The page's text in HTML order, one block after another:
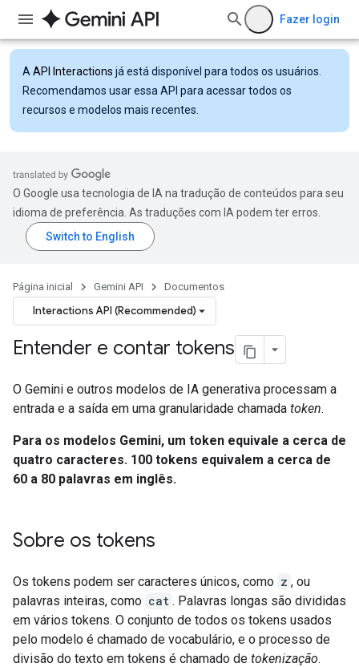
Fazer login
A API Interactions já está disponível para todos os usuários.
Recomendamos usar essa API para acessar todos os
recursos e modelos mais recentes.
O Google usa tecnologia de IA na tradução de conteúdos para seu
idioma de preferência. As traduções com IA podem ter erros.
Página inicial Gemini API Documentos
Interactions API (Recommended)
Entender e contar tokens
O Gemini e outros modelos de IA generativa processam a
entrada e a saída em uma granularidade chamada token.
Para os modelos Gemini, um token equivale a cerca de
quatro caracteres. 100 tokens equivalem a cerca de
60 a 80 palavras em inglês.
Sobre os tokens
Os tokens podem ser caracteres únicos, como z , ou
palavras inteiras, como cat . Palavras longas são divididas
em vários tokens. O conjunto de todos os tokens usados
pelo modelo é chamado de vocabulário, e o processo de
divisão do texto em tokens é chamado de tokenização.